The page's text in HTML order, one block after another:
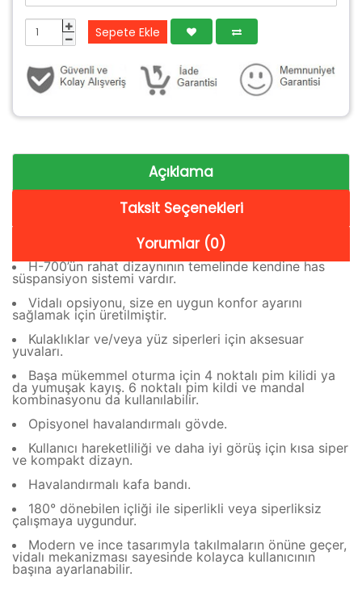
Sepete Ekle
Açıklama
Taksit Seçenekleri
Yorumlar (0)
H-700’ün rahat dizaynının temelinde kendine has
süspansiyon sistemi vardır.
Vidalı opsiyonu, size en uygun konfor ayarını
sağlamak için üretilmiştir.
Kulaklıklar ve/veya yüz siperleri için aksesuar
yuvaları.
Başa mükemmel oturma için 4 noktalı pim kilidi ya
da yumuşak kayış. 6 noktalı pim kildi ve mandal
kombinasyonu da kullanılabilir.
Opisyonel havalandırmalı gövde.
Kullanıcı hareketliliği ve daha iyi görüş için kısa siper
ve kompakt dizayn.
Havalandırmalı kafa bandı.
180° dönebilen içliği ile siperlikli veya siperliksiz
çalışmaya uygundur.
Modern ve ince tasarımyla takılmaların önüne geçer,
vidalı mekanizması sayesinde kolayca kullanıcının
başına ayarlanabilir.